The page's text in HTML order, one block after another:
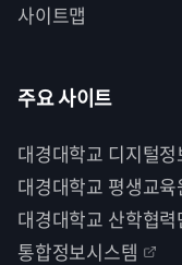
사이트맵
주요 사이트
대경대학교 디지털정
대경대학교 평생교육
대경대학교 산학협력
통합정보시스템